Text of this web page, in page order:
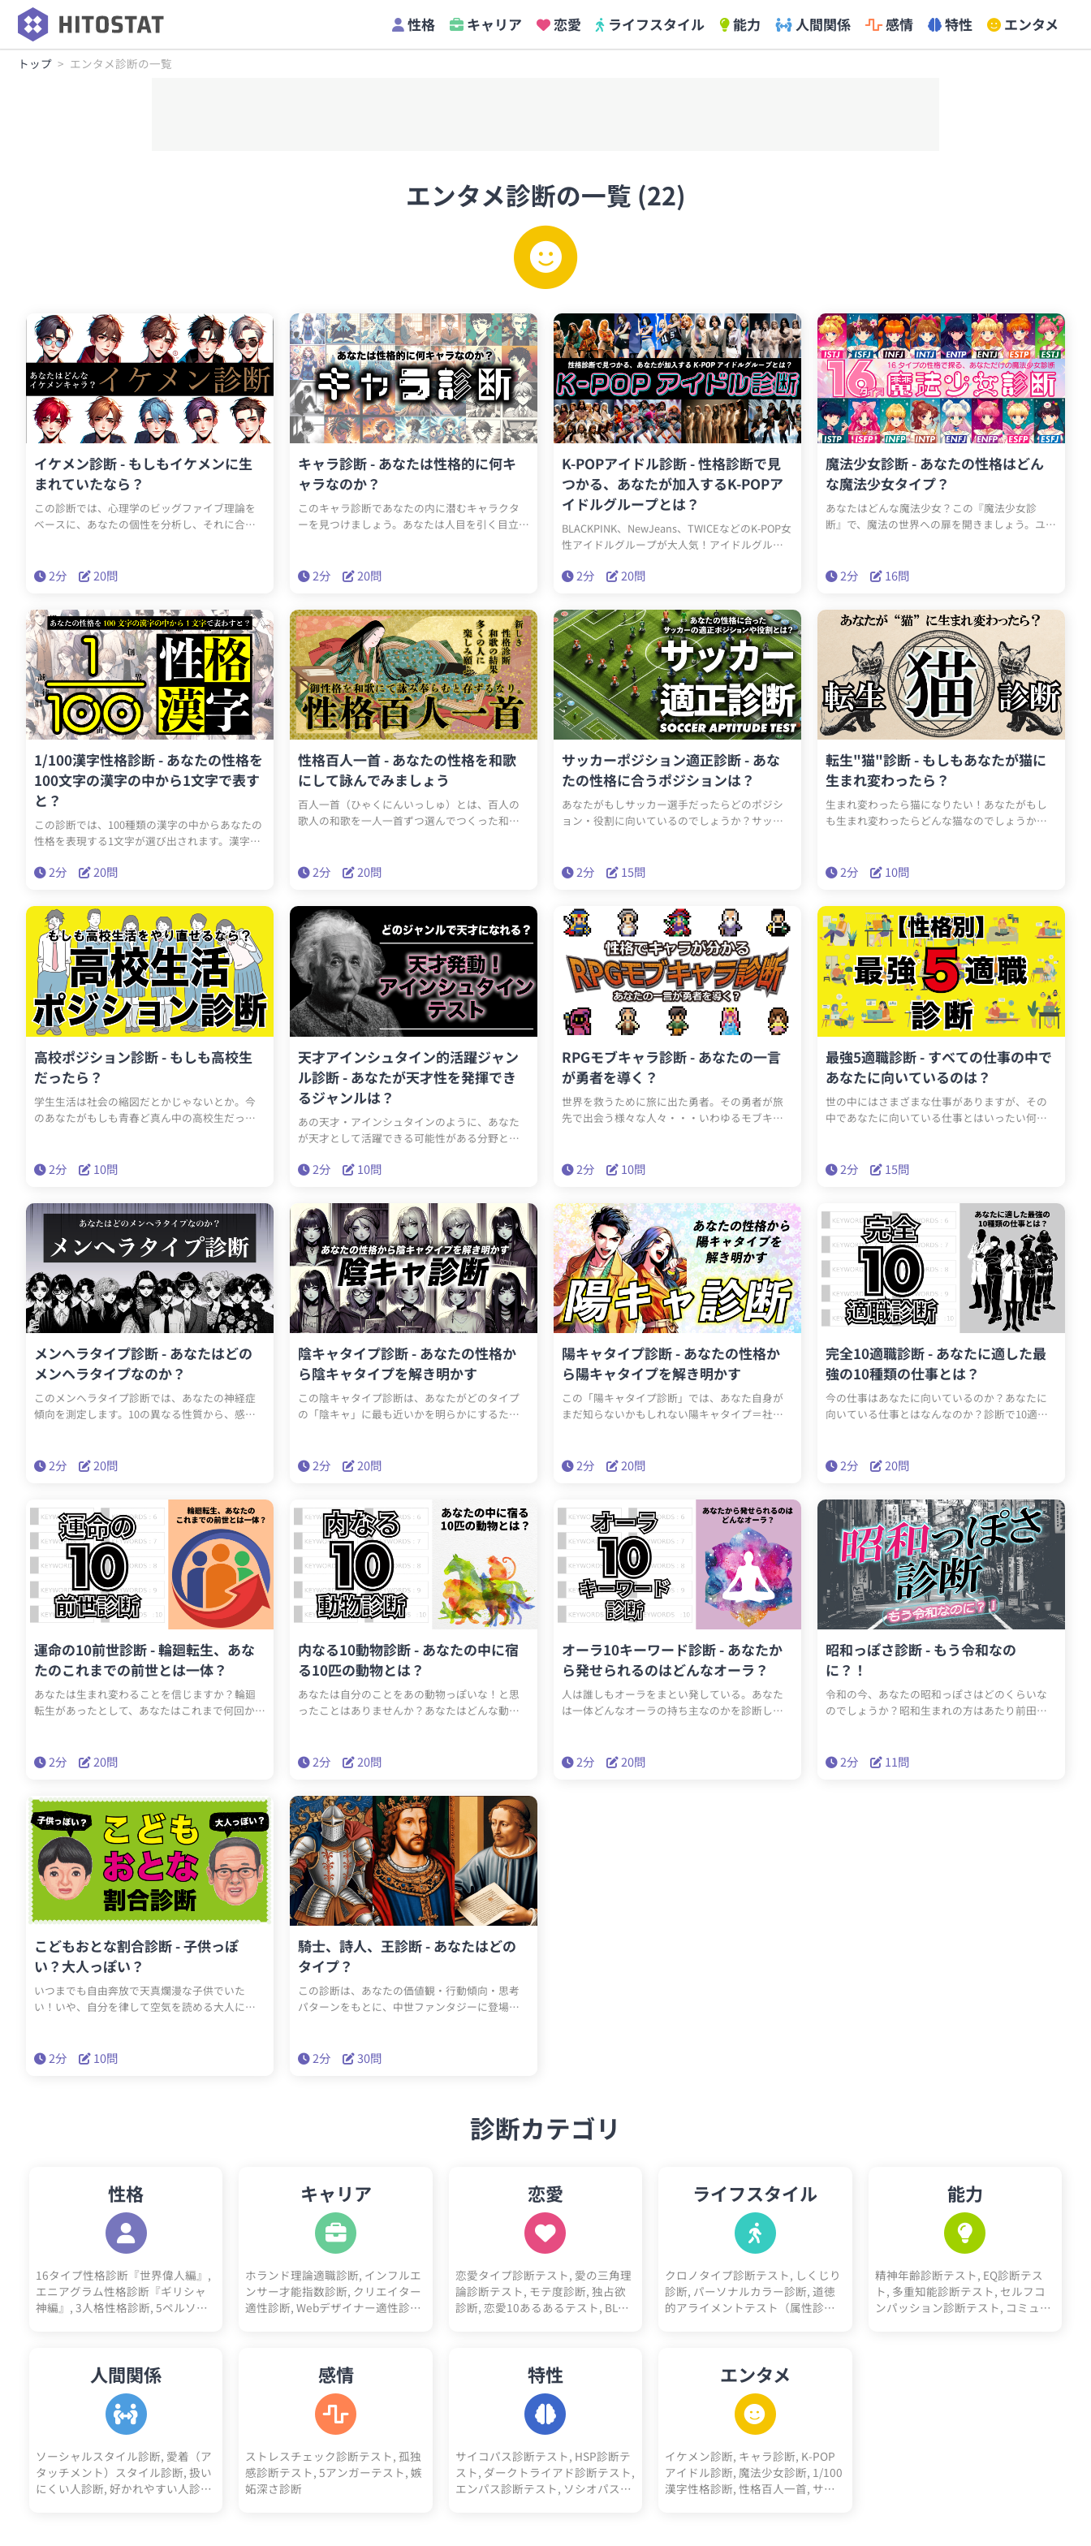
性格 キャリア 恋愛 ライフスタイル 能力 人間関係 感情 特性 エンタメ
トップ エンタメ診断の一覧
エンタメ診断の一覧 (22)
イケメン診断 - もしもイケメンに生
まれていたなら？
この診断では、心理学のビッグファイブ理論を
ベースに、あなたの個性を分析し、それに合っ
性格特性を測定し、各特性が高いか低いかによ
診断です。
2分 20問
キャラ診断 - あなたは性格的に何キ
ャラなのか？
このキャラ診断であなたの内に潜むキャラクタ
ーを見つけましょう。あなたは人目を引く目立ち
人間嫌い？それとも、冷酷な計算高いサイコパ
2分 20問
K-POPアイドル診断 - 性格診断で見
つかる、あなたが加入するK-POPア
イドルグループとは？
BLACKPINK、NewJeans、TWICEなどのK-POP女
性アイドルグループが大人気！アイドルグルー
たが加入するなら、どのK-POPアイドルグループ
に、あなたの性格に合った架空のK-POPアイドル
グループを見つけます。さあ、あなたが輝く舞台
はどこでしょう？興味深い発見があなたを待っ
ています！
2分 20問
魔法少女診断 - あなたの性格はどん
な魔法少女タイプ？
あなたはどんな魔法少女？この『魔法少女診
断』で、魔法の世界への扉を開きましょう。ユン
された性格の秘密を解き明かします。もし魔法の
や能力を発見することで、日常の困難に対する新
しい見方が見えてくるはずです。夢と魔法の世界
からのメッセージを受け取り、あなたの真の力を
呼び覚ます時が来ました。さあ、幻想的なこの
旅にあなたも参加して、自分だけの魔法を探求す
る冒険を始めましょう！
2分 16問
1/100漢字性格診断 - あなたの性格を
100文字の漢字の中から1文字で表す
と？
この診断では、100種類の漢字の中からあなたの
性格を表現する1文字が選び出されます。漢字に
を表現します。結果として導き出された漢字1文
ませんか？あなたの性格はどんな漢字で表され
るのでしょうか？さあ、今すぐチェックしてみ
てください！
2分 20問
性格百人一首 - あなたの性格を和歌
にして詠んでみましょう
百人一首（ひゃくにんいっしゅ）とは、百人の
歌人の和歌を一人一首ずつ選んでつくった和歌
百人一首診断は、あなたの性格を百人一首の和
ップしたかのよう。診断結果として、あなたの性
格を象徴する百人一首の和歌が示されるこれま
でにない診断です。あなたの心の奥深くにある詩
情を探ってみましょう。
2分 20問
サッカーポジション適正診断 - あな
たの性格に合うポジションは？
あなたがもしサッカー選手だったらどのポジシ
ョン・役割に向いているのでしょうか？サッカ
たポジションや役割を導き出します。ゴールを決
2分 15問
転生"猫"診断 - もしもあなたが猫に
生まれ変わったら？
生まれ変わったら猫になりたい！あなたがもし
も生まれ変わったらどんな猫なのでしょうか？
に生きたいニャ〜
2分 10問
高校ポジション診断 - もしも高校生
だったら？
学生生活は社会の縮図だとかじゃないとか。今
のあなたがもしも青春ど真ん中の高校生だった
高校生になったあなたを見てみましょう！
2分 10問
天才アインシュタイン的活躍ジャン
ル診断 - あなたが天才性を発揮でき
るジャンルは？
あの天才・アインシュタインのように、あなた
が天才として活躍できる可能性がある分野と
いる？そんなあなたの中に眠る才能を活かし天
ます。あなたは一体どの分野でアインシュタイン
的な存在になれる可能性を秘めているのでしょ
うか？
2分 10問
RPGモブキャラ診断 - あなたの一言
が勇者を導く？
世界を救うために旅に出た勇者。その勇者が旅
先で出会う様々な人々・・・いわゆるモブキャ
ブキャラなのかを診断します。
2分 10問
最強5適職診断 - すべての仕事の中で
あなたに向いているのは？
世の中にはさまざまな仕事がありますが、その
中であなたに向いている仕事とはいったい何で
になるかも？！性格診断をもとにあなたに向い
2分 15問
メンヘラタイプ診断 - あなたはどの
メンヘラタイプなのか？
このメンヘラタイプ診断では、あなたの神経症
傾向を測定します。10の異なる性質から、感情
潔な質問に答えて、自己理解を深めましょう。
2分 20問
陰キャタイプ診断 - あなたの性格か
ら陰キャタイプを解き明かす
この陰キャタイプ診断は、あなたがどのタイプ
の「陰キャ」に最も近いかを明らかにするため
問に答えることで、自分自身の隠れた側面や、普
つ陰キャ的な個性をよりよく理解しましょう。
2分 20問
陽キャタイプ診断 - あなたの性格か
ら陽キャタイプを解き明かす
この「陽キャタイプ診断」では、あなた自身が
まだ知らないかもしれない陽キャタイプ＝社交
いるユニークな側面が明らかに。あなたがどん
富んだ診断を通じて、新しい自分自身の発見と、
人との関わり方に対する新たな理解を得ましょ
う。興味を持ったら、さっそくチャレンジしてみ
てください！
2分 20問
完全10適職診断 - あなたに適した最
強の10種類の仕事とは？
今の仕事はあなたに向いているのか？あなたに
向いている仕事とはなんなのか？診断で10適職
るかもしれませんよ。
2分 20問
運命の10前世診断 - 輪廻転生、あな
たのこれまでの前世とは一体？
あなたは生まれ変わることを信じますか？輪廻
転生があったとして、あなたはこれまで何回か生
2分 20問
内なる10動物診断 - あなたの中に宿
る10匹の動物とは？
あなたは自分のことをあの動物っぽいな！と思
ったことはありませんか？あなたはどんな動物
2分 20問
オーラ10キーワード診断 - あなたか
ら発せられるのはどんなオーラ？
人は誰しもオーラをまとい発している。あなた
は一体どんなオーラの持ち主なのかを診断しま
2分 20問
昭和っぽさ診断 - もう令和なの
に？！
令和の今、あなたの昭和っぽさはどのくらいな
のでしょうか？昭和生まれの方はあたり前田の
なっては昔のように感じる昭和ですが...さあ早速
2分 11問
こどもおとな割合診断 - 子供っぽ
い？大人っぽい？
いつまでも自由奔放で天真爛漫な子供でいた
い！いや、自分を律して空気を読める大人にな
ます。はたしてどっちの割合が多いのか？さあ診
2分 10問
騎士、詩人、王診断 - あなたはどの
タイプ？
この診断は、あなたの価値観・行動傾向・思考
パターンをもとに、中世ファンタジーに登場す
す。「🛡 騎士：忠誠心と行動力を重視する、守
たの“内なる本質”は、どのタイプに近いでしょう
か？30の質問に答えて、自分の性格傾向を探っ
2分 30問
診断カテゴリ
性格
16タイプ性格診断『世界偉人編』,
エニアグラム性格診断『ギリシャ
神編』, 3人格性格診断, 5ペルソナ
ェックテスト, ソシオニクス診断, 4
気質診断テスト（四体液説）, 心理
機能診断テスト, 動物タイプ診断,
コミュ障診断テスト, 開放性診断テ
スト, 優しさ診断, 完璧主義診断, 性
格10あるあるテスト, 性格4漢字テ
スト, 性格10キーワード診断, ユニ
コーン性格診断
キャリア
ホランド理論適職診断, インフルエ
ンサー才能指数診断, クリエイター
適性診断, Webデザイナー適性診断,
事務職適性診断, 栄養士適性診断,
心理カウンセラー適性診断, 教師適
性診断, ゲームクリエイター適性診
断, 医師適性診断, 美容師適性診断,
マーケター適性診断, 研究職適性診
断, 人事適性診断, 接客業適性診断,
経営者適性診断, デザイナー適性診
断, 税理士適性診断, 理学療法士適
恋愛
恋愛タイプ診断テスト, 愛の三角理
論診断テスト, モテ度診断, 独占欲
診断, 恋愛10あるあるテスト, BL診
ライフスタイル
クロノタイプ診断テスト, しくじり
診断, パーソナルカラー診断, 道徳
的アライメントテスト（属性診
能力
精神年齢診断テスト, EQ診断テス
ト, 多重知能診断テスト, セルフコ
ンパッション診断テスト, コミュ力
人間関係
ソーシャルスタイル診断, 愛着（ア
タッチメント）スタイル診断, 扱い
にくい人診断, 好かれやすい人診断,
感情
ストレスチェック診断テスト, 孤独
感診断テスト, 5アンガーテスト, 嫉
妬深さ診断
特性
サイコパス診断テスト, HSP診断テ
スト, ダークトライアド診断テスト,
エンパス診断テスト, ソシオパス診
エンタメ
イケメン診断, キャラ診断, K-POP
アイドル診断, 魔法少女診断, 1/100
漢字性格診断, 性格百人一首, サッ